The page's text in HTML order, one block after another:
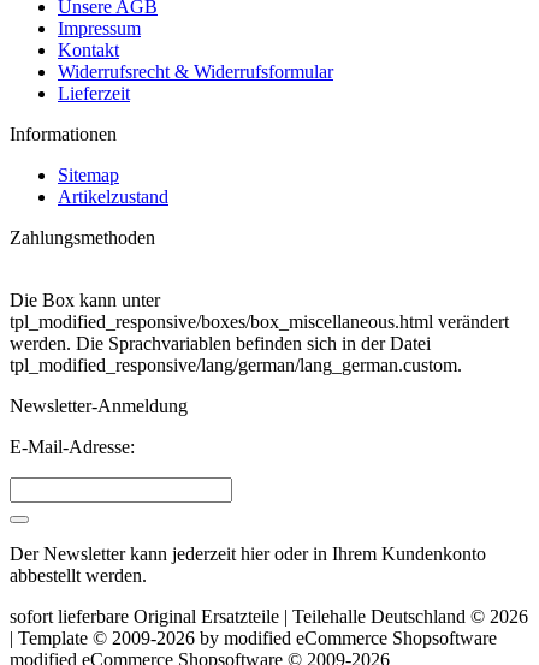
Unsere AGB
Impressum
Kontakt
Widerrufsrecht & Widerrufsformular
Lieferzeit
Informationen
Sitemap
Artikelzustand
Zahlungsmethoden
Die Box kann unter
tpl_modified_responsive/boxes/box_miscellaneous.html verändert
werden. Die Sprachvariablen befinden sich in der Datei
tpl_modified_responsive/lang/german/lang_german.custom.
Newsletter-Anmeldung
E-Mail-Adresse:
Der Newsletter kann jederzeit hier oder in Ihrem Kundenkonto
abbestellt werden.
sofort lieferbare Original Ersatzteile | Teilehalle Deutschland © 2026
| Template © 2009-2026 by modified eCommerce Shopsoftware
modified eCommerce Shopsoftware © 2009-2026